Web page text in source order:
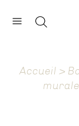
Accueil >
murale